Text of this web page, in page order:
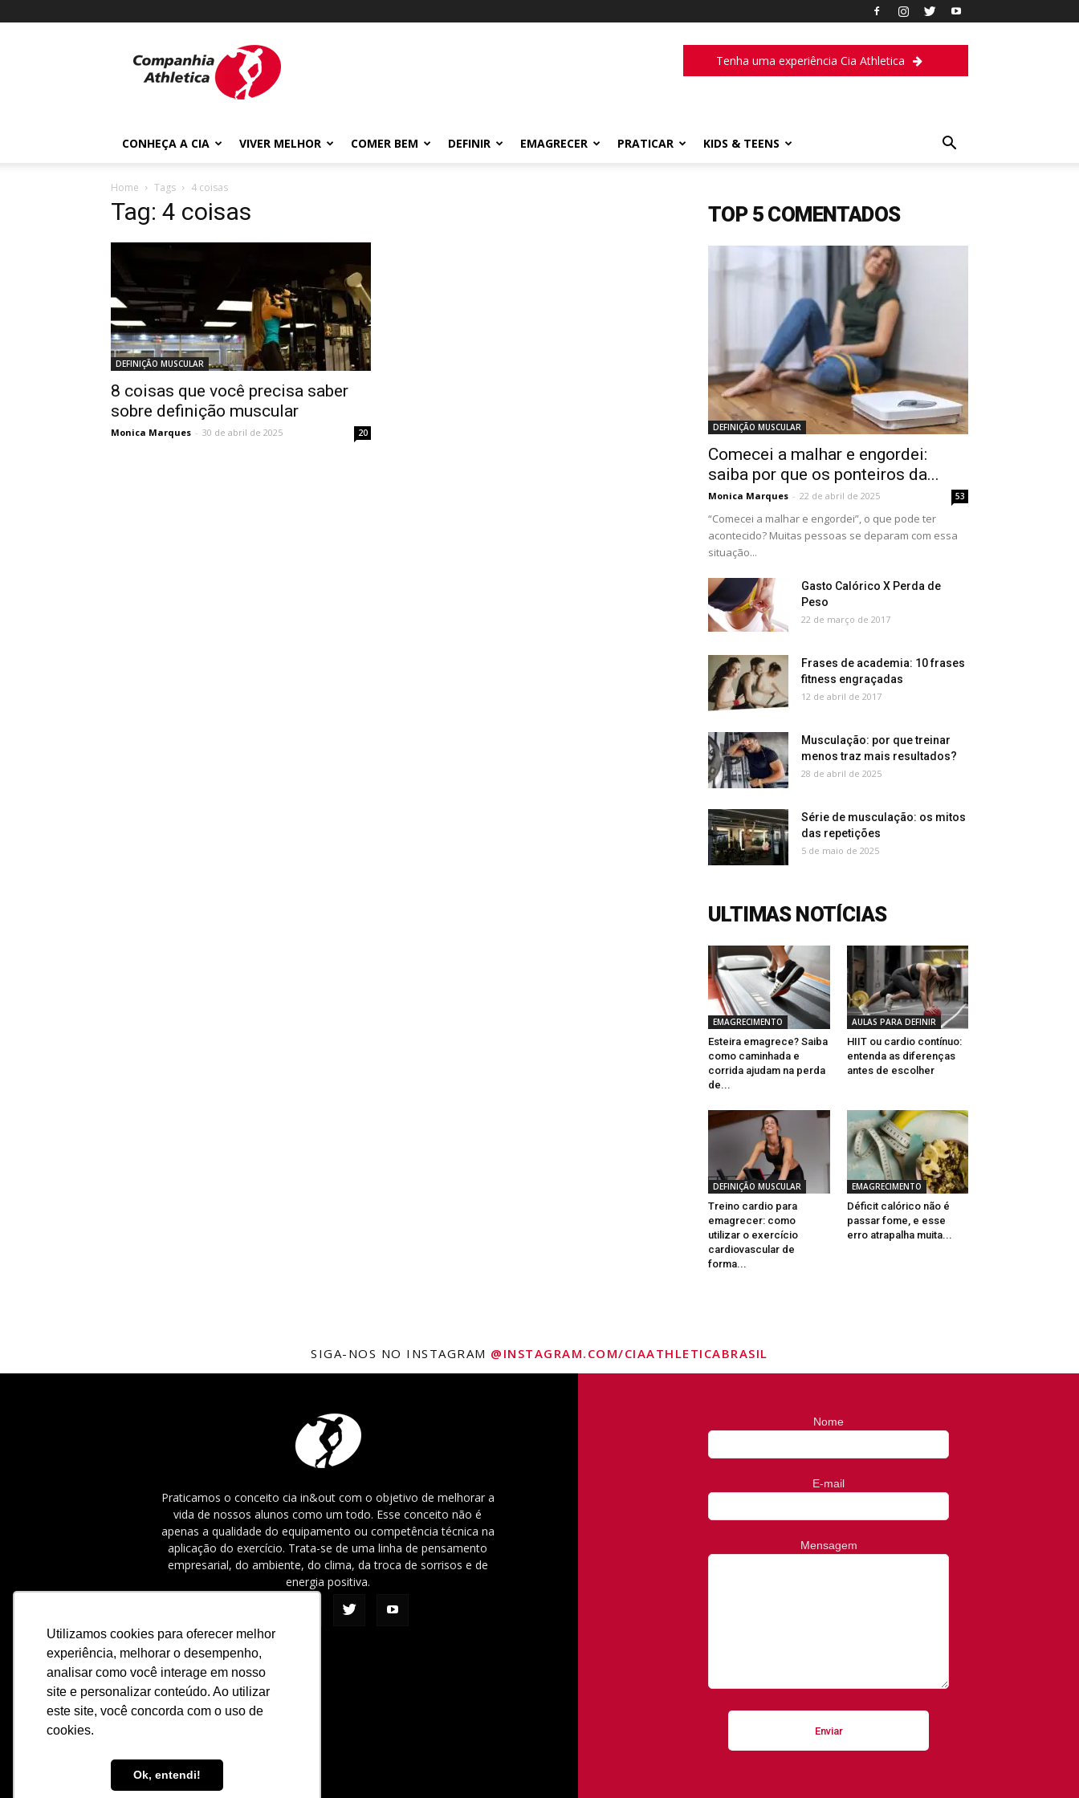
Utilizamos cookies para oferecer melhor
experiência, melhorar o desempenho,
analisar como você interage em nosso
site e personalizar conteúdo. Ao utilizar
este site, você concorda com o uso de
cookies.
Ok, entendi!
Athletica
Tenha uma experiência Cia Athletica
CONHEÇA A CIA VIVER MELHOR COMER BEM DEFINIR EMAGRECER PRATICAR KIDS & TEENS
Home Tags 4 coisas
Tag: 4 coisas
DEFINIÇÃO MUSCULAR
8 coisas que você precisa saber
sobre definição muscular
Monica Marques - 30 de abril de 2025 20
TOP 5 COMENTADOS
DEFINIÇÃO MUSCULAR
Comecei a malhar e engordei:
saiba por que os ponteiros da...
Monica Marques - 22 de abril de 2025 53
“Comecei a malhar e engordei”, o que pode ter
acontecido? Muitas pessoas se deparam com essa
situação...
Gasto Calórico X Perda de
Peso
22 de março de 2017
Frases de academia: 10 frases
fitness engraçadas
12 de abril de 2017
Musculação: por que treinar
menos traz mais resultados?
28 de abril de 2025
Série de musculação: os mitos
das repetições
5 de maio de 2025
ULTIMAS NOTÍCIAS
EMAGRECIMENTO
Esteira emagrece? Saiba
como caminhada e
corrida ajudam na perda
de...
AULAS PARA DEFINIR
HIIT ou cardio contínuo:
entenda as diferenças
antes de escolher
DEFINIÇÃO MUSCULAR
Treino cardio para
emagrecer: como
utilizar o exercício
cardiovascular de
forma...
EMAGRECIMENTO
Déficit calórico não é
passar fome, e esse
erro atrapalha muita...
SIGA-NOS NO INSTAGRAM @INSTAGRAM.COM/CIAATHLETICABRASIL
Nome
E-mail
Mensagem
Praticamos o conceito cia in&out com o objetivo de melhorar a
vida de nossos alunos como um todo. Esse conceito não é
apenas a qualidade do equipamento ou competência técnica na
aplicação do exercício. Trata-se de uma linha de pensamento
empresarial, do ambiente, do clima, da troca de sorrisos e de
energia positiva.